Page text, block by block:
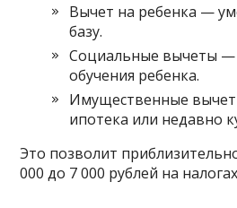
Вычет на ребенка —
базу.
Социальные вычеты —
обучения ребенка.
Имущественные
ипотека или недавно
Это позволит
000 до 7 000 рублей на